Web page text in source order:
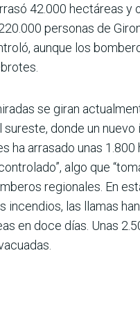
42.000 hectáreas y
personas de
aunque los
se giran
sureste, donde un nuevo
ha arrasado unas 1.800
algo que
regionales. En
incendios, las llamas
en doce días. Unas